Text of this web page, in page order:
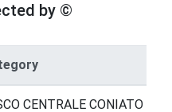
by ©
CENTRALE CONIATO